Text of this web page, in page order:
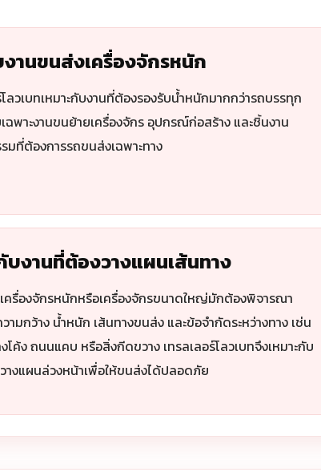
านขนส่งเครื่องจักรหนัก
โลวเบทเหมาะกับงานที่ต้องรองรับน้ำหนักมากกว่ารถบรรทุก
ฉพาะงานขนย้ายเครื่องจักร อุปกรณ์ก่อสร้าง และชิ้นงาน
มที่ต้องการรถขนส่งเฉพาะทาง
บงานที่ต้องวางแผนเส้นทาง
ครื่องจักรหนักหรือเครื่องจักรขนาดใหญ่มักต้องพิจารณา
ามกว้าง น้ำหนัก เส้นทางขนส่ง และข้อจำกัดระหว่างทาง เช่น
โค้ง ถนนแคบ หรือสิ่งกีดขวาง เทรลเลอร์โลวเบทจึงเหมาะกับ
างแผนล่วงหน้าเพื่อให้ขนส่งได้ปลอดภัย